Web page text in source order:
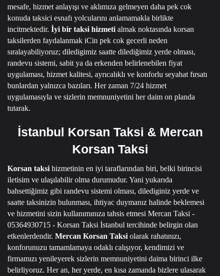
mesafe, hizmet anlayışı ve aklımıza gelmeyen daha pek cok
konuda taksici esnafı yolcularını anlamamakla birlikte
incitmektedir. İyi bir taksi hizmeti almak noktasında korsan
taksilerden faydalanmak iCin pek cok gecerli neden
sıralayabiliyoruz; diledigimiz saatte dilediğimiz yerde olması,
randevu sistemi, sabit ya da erkenden belirlenebilen fiyat
uygulaması, hizmet kalitesi, ayrıcalıklı ve konforlu seyahat fırsatı
bunlardan yalnızca bazıları. Her zaman 7/24 hizmet
uygulamasıyla ve sizlerin memnuniyetini her daim on planda
tutarak.
İstanbul Korsan Taksi & Mercan
Korsan Taksi
Korsan taksi hizmetinin en iyi taraflarından biri, belki birincisi
iletisim ve ulaşılabilir olma durumudur. Yani yukarıda
bahsettiğimiz gibi randevu sistemi olması, dilediginiz yerde ve
saatte taksinizin bulunması, ihtiyac duymanız halinde beklemesi
ve hizmetini sizin kullanımınıza tahsis etmesi Mercan Taksi -
05364930715 - Korsan Taksi İstanbul tercihinde belirgin olan
etkenlerdendir. Mercan Korsan Taksi olarak rahatınızı,
konforunuzu tamamlamaya odaklı calışıyor, kendimizi ve
firmamızı yenileyerek sizlerin memnuniyetini daima birinci ilke
belirliyoruz. Her an, her yerde, en kısa zamanda bizlere ulasarak